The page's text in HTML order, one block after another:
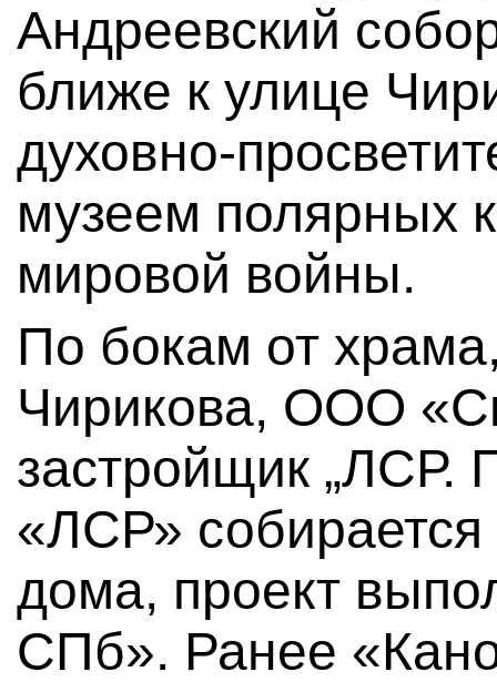
Андреевский
ближе к улице
духовно-
музеем полярных
мировой войны.
По бокам от
Чирикова, ООО
застройщик „ЛСР.
«ЛСР»
дома, проект
СПб». Ранее